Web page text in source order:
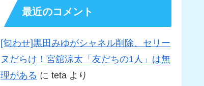
最近のコメント
[匂わせ]黒田みゆがシャネル削除、セリー
ヌだらけ！宮舘涼太「友だちの1人」は無
理がある に teta より